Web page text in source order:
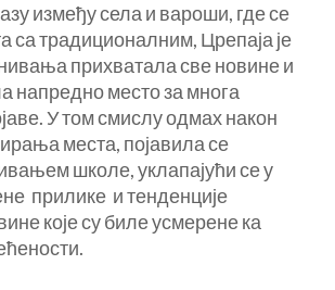
између села и вароши, где се
са традиционалним, Црепаја је
прихватала све новине и
напредно место за многа
У том смислу одмах након
места, појавила се
школе, уклапајући се у
прилике и тенденције
које су биле усмерене ка